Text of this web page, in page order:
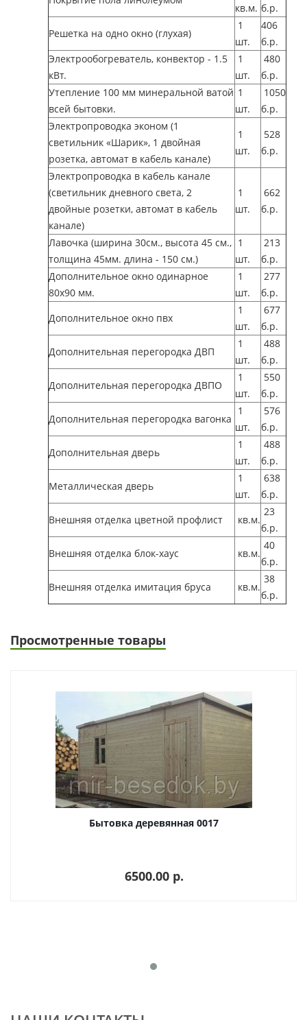
кв.м. б.р.
Решетка на одно окно (глухая)
1
шт.
406
б.р.
Электрообогреватель, конвектор - 1.5
кВт.
1
шт.
480
б.р.
Утепление 100 мм минеральной ватой
всей бытовки.
1
шт.
1050
б.р.
Электропроводка эконом (1
светильник «Шарик», 1 двойная
розетка, автомат в кабель канале)
1
шт.
528
б.р.
Электропроводка в кабель канале
(светильник дневного света, 2
двойные розетки, автомат в кабель
канале)
1
шт.
662
б.р.
Лавочка (ширина 30см., высота 45 см.,
толщина 45мм. длина - 150 см.)
1
шт.
213
б.р.
Дополнительное окно одинарное
80х90 мм.
1
шт.
277
б.р.
Дополнительное окно пвх
1
шт.
677
б.р.
Дополнительная перегородка ДВП
1
шт.
488
б.р.
Дополнительная перегородка ДВПО
1
шт.
550
б.р.
Дополнительная перегородка вагонка
1
шт.
576
б.р.
Дополнительная дверь
1
шт.
488
б.р.
Металлическая дверь
1
шт.
638
б.р.
Внешняя отделка цветной профлист
кв.м.
23
б.р.
Внешняя отделка блок-хаус
кв.м.
40
б.р.
Внешняя отделка имитация бруса
кв.м.
38
б.р.
Просмотренные товары
Бытовка деревянная 0017
6500.00 p.